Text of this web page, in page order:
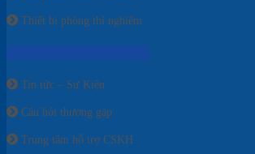
Thiết bị phòng thí nghiệm
Tin tức – Sự Kiện
Câu hỏi thường gặp
Trung tâm hỗ trợ CSKH